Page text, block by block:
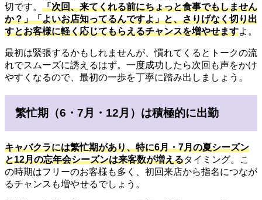
切です。 「次回、来てくれる前にちょっと食事でもしません
か？」「よいお店知ってるんですよ」と、さりげなく切り出
すとお客様に軽く応じてもらえるチャンスを増やせますよ。
最初は緊張するかもしれませんが、慣れてくるとトークの流
れでスムーズに誘えるはず。一度成功したら次回も声をかけ
やすくなるので、最初の一歩を丁寧に踏み出しましょう。
繁忙期（6・7月・12月）は積極的に出勤
キャバクラには繁忙期があり、特に6月・7月の夏シーズン
と12月の忘年会シーズンは来客数が増えるタイミング。こ
の時期はフリーのお客様も多く、初回来店から指名につなが
るチャンスも増やせるでしょう。